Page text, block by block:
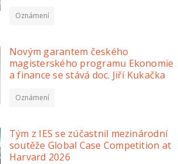
Oznámení
Novým garantem českého
magisterského programu Ekonomie
a finance se stává doc. Jiří Kukačka
Oznámení
Tým z IES se zúčastnil mezinárodní
soutěže Global Case Competition at
Harvard 2026